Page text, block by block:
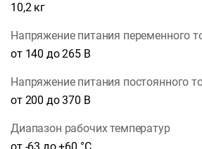
10,2 кг
Напряжение питания переменного
от 140 до 265 В
Напряжение питания постоянного
от 200 до 370 В
Диапазон рабочих температур